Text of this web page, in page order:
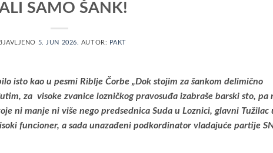
SAMO ŠANK!
5. JUN 2026. AUTOR: PAKT
isto kao u pesmi Riblje Čorbe „Dok stojim za šankom delimično
za visoke zvanice lozničkog pravosuđa izabraše barski sto, pa
ni manje ni više nego predsednica Suda u Loznici, glavni Tužilac
funcioner, a sada unazađeni podkordinator vladajuće partije